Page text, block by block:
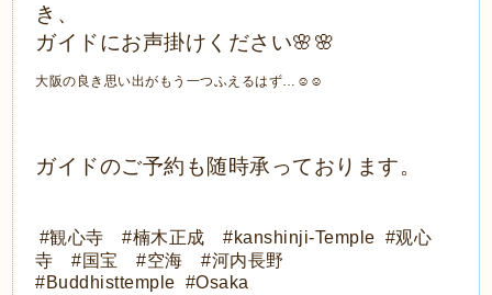
き、
ガイドにお声掛けください🌸🌸
大阪の良き思い出がもう一つふえるはず…☺️☺️
ガイドのご予約も随時承っております。
#観心寺 #楠木正成 #kanshinji-Temple #观心
寺 #国宝 #空海 #河内長野
#Buddhisttemple #Osaka